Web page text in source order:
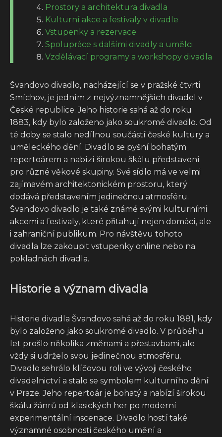
Prostory a architektura divadla
Kulturní akce a festivaly v divadle
Vstupenky a rezervace
Spolupráce s dalšími divadly a umělci
Vzdělávací programy a workshopy divadla
Švandovo divadlo, nacházející se v pražské čtvrti
Smíchov, je jedním z nejvýznamnějších divadel v
České republice. Jeho historie sahá až do roku
1883, kdy bylo založeno jako soukromé divadlo. Od
té doby se stalo nedílnou součástí české kultury a
uměleckého dění. Divadlo se pyšní bohatým
repertoárem a nabízí širokou škálu představení
pro různé věkové skupiny. Své sídlo má ve velmi
zajímavém architektonickém prostoru, který
dodává představením jedinečnou atmosféru.
Švandovo divadlo je také známé svými kulturními
akcemi a festivaly, které přitahují nejen domácí, ale
i zahraniční publikum. Pro návštěvu tohoto
divadla lze zakoupit vstupenky online nebo na
pokladnách divadla.
Historie a význam divadla
Historie divadla Švandovo sahá až do roku 1881, kdy
bylo založeno jako soukromé divadlo. V průběhu
let prošlo několika změnami a přestavbami, ale
vždy si udrželo svou jedinečnou atmosféru.
Divadlo sehrálo klíčovou roli ve vývoji českého
divadelnictví a stalo se symbolem kulturního dění
v Praze. Jeho repertoár je bohatý a nabízí širokou
škálu žánrů od klasických her po moderní
experimentální inscenace. Divadlo hostí také
významné osobnosti českého umění a